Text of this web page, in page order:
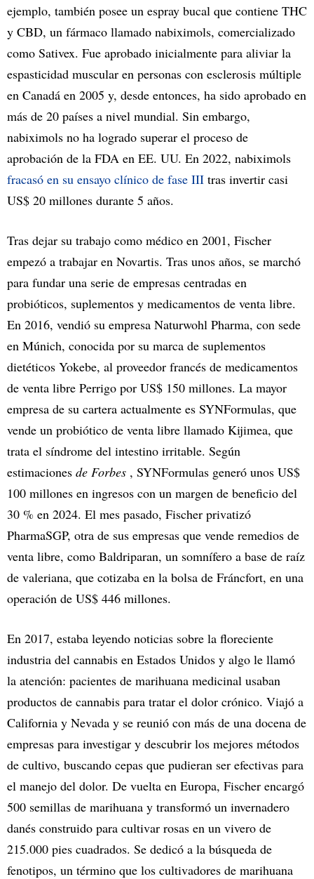
ejemplo, también posee un espray bucal que contiene THC
y CBD, un fármaco llamado nabiximols, comercializado
como Sativex. Fue aprobado inicialmente para aliviar la
espasticidad muscular en personas con esclerosis múltiple
en Canadá en 2005 y, desde entonces, ha sido aprobado en
más de 20 países a nivel mundial. Sin embargo,
nabiximols no ha logrado superar el proceso de
aprobación de la FDA en EE. UU. En 2022, nabiximols
fracasó en su ensayo clínico de fase III tras invertir casi
US$ 20 millones durante 5 años.
Tras dejar su trabajo como médico en 2001, Fischer
empezó a trabajar en Novartis. Tras unos años, se marchó
para fundar una serie de empresas centradas en
probióticos, suplementos y medicamentos de venta libre.
En 2016, vendió su empresa Naturwohl Pharma, con sede
en Múnich, conocida por su marca de suplementos
dietéticos Yokebe, al proveedor francés de medicamentos
de venta libre Perrigo por US$ 150 millones. La mayor
empresa de su cartera actualmente es SYNFormulas, que
vende un probiótico de venta libre llamado Kijimea, que
trata el síndrome del intestino irritable. Según
estimaciones de Forbes , SYNFormulas generó unos US$
100 millones en ingresos con un margen de beneficio del
30 % en 2024. El mes pasado, Fischer privatizó
PharmaSGP, otra de sus empresas que vende remedios de
venta libre, como Baldriparan, un somnífero a base de raíz
de valeriana, que cotizaba en la bolsa de Fráncfort, en una
operación de US$ 446 millones.
En 2017, estaba leyendo noticias sobre la floreciente
industria del cannabis en Estados Unidos y algo le llamó
la atención: pacientes de marihuana medicinal usaban
productos de cannabis para tratar el dolor crónico. Viajó a
California y Nevada y se reunió con más de una docena de
empresas para investigar y descubrir los mejores métodos
de cultivo, buscando cepas que pudieran ser efectivas para
el manejo del dolor. De vuelta en Europa, Fischer encargó
500 semillas de marihuana y transformó un invernadero
danés construido para cultivar rosas en un vivero de
215.000 pies cuadrados. Se dedicó a la búsqueda de
fenotipos, un término que los cultivadores de marihuana